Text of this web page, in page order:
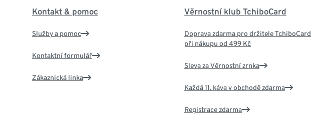
Kontakt & pomoc
Služby a pomoc
Kontaktní formulář
Zákaznická linka
Věrnostní klub TchiboCard
Doprava zdarma pro držitele TchiboCard
při nákupu od 499 Kč
Sleva za Věrnostní zrnka
Každá 11. káva v obchodě zdarma
Registrace zdarma